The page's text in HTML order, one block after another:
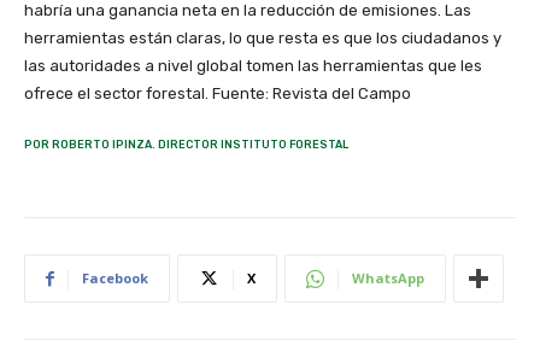
habría una ganancia neta en la reducción de emisiones. Las
herramientas están claras, lo que resta es que los ciudadanos y
las autoridades a nivel global tomen las herramientas que les
ofrece el sector forestal. Fuente: Revista del Campo
POR ROBERTO IPINZA. DIRECTOR INSTITUTO FORESTAL
Facebook X WhatsApp